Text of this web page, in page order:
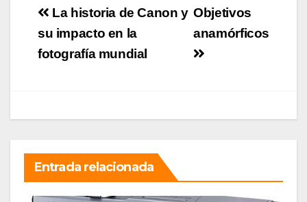
Navegación
de
entradas
Objetivos
anamórficos
La historia de Canon y
su impacto en la
fotografía mundial
Entrada relacionada